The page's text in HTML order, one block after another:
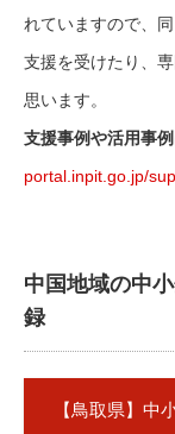
れていますので、
支援を受けたり、
思います。
支援事例や活用事例
portal.inpit.go.jp/
中国地域の中
録
【鳥取県】中